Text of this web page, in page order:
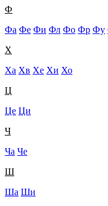
Ф
Фа Фе Фи Фл Фо Фр Фу
Х
Ха Хв Хе Хи Хо
Ц
Це Ци
Ч
Ча Че
Ш
Ша Ши